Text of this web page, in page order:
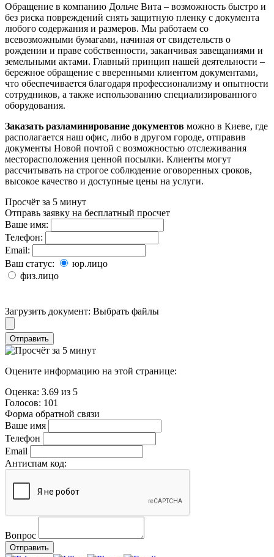
Обращение в компанию Дольче Вита – возможность быстро и
без риска повреждений снять защитную пленку с документа
любого содержания и размеров. Мы работаем со
всевозможными бумагами, начиная от свидетельств о
рождении и праве собственности, заканчивая завещаниями и
земельными актами. Главный принцип нашей деятельности –
бережное обращение с вверенными клиентом документами,
что обеспечивается благодаря профессионализму и опытности
сотрудников, а также использованию специализированного
оборудования.
Заказать разламинирование документов можно в Киеве, где
располагается наш офис, либо в другом городе, отправив
документы Новой почтой с возможностью отслеживания
месторасположения ценной посылки. Клиенты могут
рассчитывать на строгое соблюдение оговоренных сроков,
высокое качество и доступные цены на услуги.
Просчёт за 5 минут
Отправь заявку на бесплатный просчет
Ваше имя:
Телефон:
Email:
Ваш статус:
юр.лицо
физ.лицо
Загрузить документ: Выбрать файлы
Отправить
Оцените информацию на этой странице:
Оценка: 3.69 из 5
Голосов: 101
Форма обратной связи
Ваше имя
Телефон
Email
Антиспам код:
Вопрос
Отправить